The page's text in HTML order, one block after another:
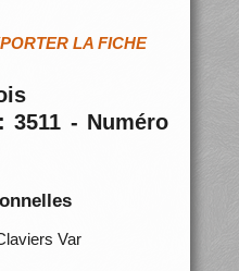
LA FICHE
3511 - Numéro
Var